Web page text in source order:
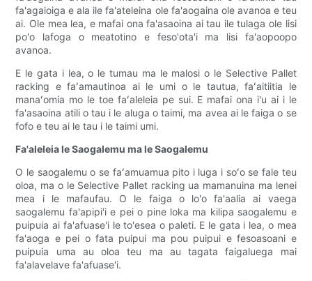
fa'agaioiga e ala ile fa'ateleina ole fa'aogaina ole avanoa e teu
ai. Ole mea lea, e mafai ona fa'asaoina ai tau ile tulaga ole lisi
po'o lafoga o meatotino e feso'ota'i ma lisi fa'aopoopo
avanoa.
E le gata i lea, o le tumau ma le malosi o le Selective Pallet
racking e faʻamautinoa ai le umi o le tautua, faʻaitiitia le
manaʻomia mo le toe faʻaleleia pe sui. E mafai ona i'u ai i le
fa'asaoina atili o tau i le aluga o taimi, ma avea ai le faiga o se
fofo e teu ai le tau i le taimi umi.
Fa'aleleia le Saogalemu ma le Saogalemu
O le saogalemu o se faʻamuamua pito i luga i soʻo se fale teu
oloa, ma o le Selective Pallet racking ua mamanuina ma lenei
mea i le mafaufau. O le faiga o lo'o fa'aalia ai vaega
saogalemu fa'apipi'i e pei o pine loka ma kilipa saogalemu e
puipuia ai fa'afuase'i le to'esea o paleti. E le gata i lea, o mea
fa'aoga e pei o fata puipui ma pou puipui e fesoasoani e
puipuia uma au oloa teu ma au tagata faigaluega mai
fa'alavelave fa'afuase'i.